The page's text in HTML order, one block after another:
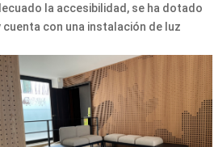
la accesibilidad, se ha dotado
con una instalación de luz